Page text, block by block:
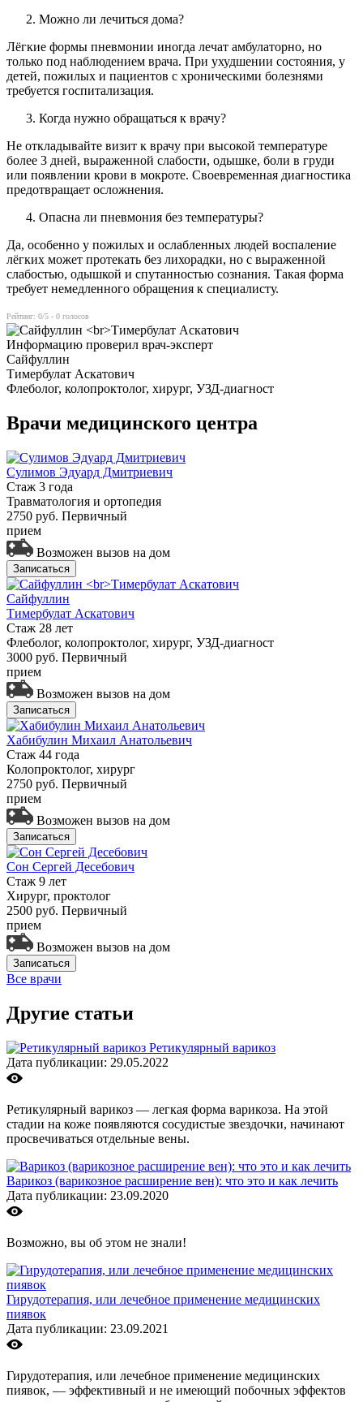
Можно ли лечиться дома?
Лёгкие формы пневмонии иногда лечат амбулаторно, но
только под наблюдением врача. При ухудшении состояния, у
детей, пожилых и пациентов с хроническими болезнями
требуется госпитализация.
Когда нужно обращаться к врачу?
Не откладывайте визит к врачу при высокой температуре
более 3 дней, выраженной слабости, одышке, боли в груди
или появлении крови в мокроте. Своевременная диагностика
предотвращает осложнения.
Опасна ли пневмония без температуры?
Да, особенно у пожилых и ослабленных людей воспаление
лёгких может протекать без лихорадки, но с выраженной
слабостью, одышкой и спутанностью сознания. Такая форма
требует немедленного обращения к специалисту.
Рейтинг: 0/5 - 0 голосов
Информацию проверил врач-эксперт
Сайфуллин
Тимербулат Аскатович
Флеболог, колопроктолог, хирург, УЗД-диагност
Врачи медицинского центра
Сулимов Эдуард Дмитриевич
Стаж 3 года
Травматология и ортопедия
2750 руб. Первичный
прием
Возможен вызов на дом
Записаться
Сайфуллин
Тимербулат Аскатович
Стаж 28 лет
Флеболог, колопроктолог, хирург, УЗД-диагност
3000 руб. Первичный
прием
Возможен вызов на дом
Записаться
Хабибулин Михаил Анатольевич
Стаж 44 года
Колопроктолог, хирург
2750 руб. Первичный
прием
Возможен вызов на дом
Записаться
Сон Сергей Десебович
Стаж 9 лет
Хирург, проктолог
2500 руб. Первичный
прием
Возможен вызов на дом
Записаться
Все врачи
Другие статьи
Ретикулярный варикоз
Дата публикации: 29.05.2022
Ретикулярный варикоз — легкая форма варикоза. На этой
стадии на коже появляются сосудистые звездочки, начинают
просвечиваться отдельные вены.
Варикоз (варикозное расширение вен): что это и как лечить
Дата публикации: 23.09.2020
Возможно, вы об этом не знали!
Гирудотерапия, или лечебное применение медицинских
пиявок
Дата публикации: 23.09.2021
Гирудотерапия, или лечебное применение медицинских
пиявок, — эффективный и не имеющий побочных эффектов